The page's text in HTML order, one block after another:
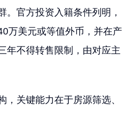
。官方投资入籍条件列明，
万美元或等值外币，并在产
年不得转售限制，由对应主
，关键能力在于房源筛选、